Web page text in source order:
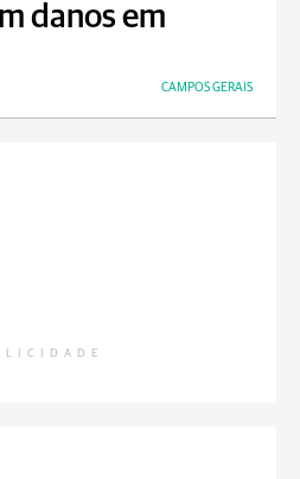
danos em
CAMPOS GERAIS